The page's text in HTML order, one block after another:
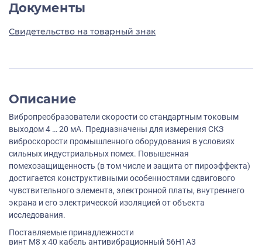
Документы
Свидетельство на товарный знак
Описание
Вибропреобразователи скорости со стандартным токовым
выходом 4 … 20 мА. Предназначены для измерения СКЗ
виброскорости промышленного оборудования в условиях
сильных индустриальных помех. Повышенная
помехозащищенность (в том числе и защита от пироэффекта)
достигается конструктивными особенностями сдвигового
чувствительного элемента, электронной платы, внутреннего
экрана и его электрической изоляцией от объекта
исследования.
Поставляемые принадлежности
винт M8 х 40 кабель антивибрационный 56H1A3